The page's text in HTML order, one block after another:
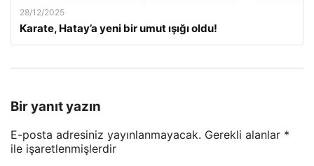
28/12/2025
Karate, Hatay’a yeni bir umut ışığı oldu!
Bir yanıt yazın
E-posta adresiniz yayınlanmayacak. Gerekli alanlar *
ile işaretlenmişlerdir